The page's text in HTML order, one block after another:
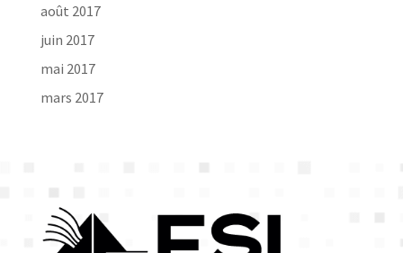
août 2017
juin 2017
mai 2017
mars 2017